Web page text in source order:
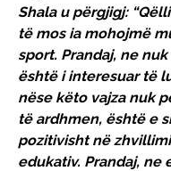
Shala u përgjigj:
të mos ia mohojmë
sport. Prandaj, ne
është i interesuar të
nëse këto vajza nuk
të ardhmen, është e
pozitivisht në
edukativ. Prandaj, ne